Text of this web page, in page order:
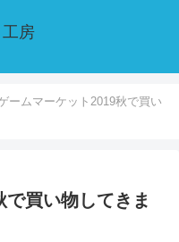
房
ームマーケット2019秋で買い
買い物してきま